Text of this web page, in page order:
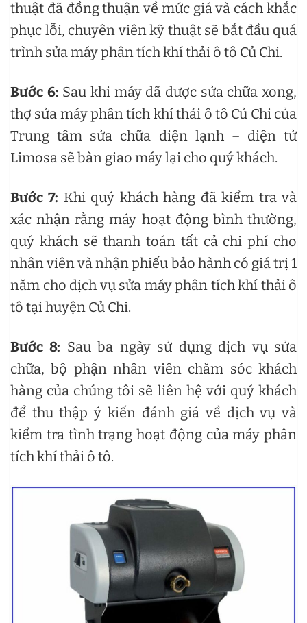
thuật đã đồng thuận về mức giá và cách khắc
phục lỗi, chuyên viên kỹ thuật sẽ bắt đầu quá
trình sửa máy phân tích khí thải ô tô Củ Chi.
Bước 6: Sau khi máy đã được sửa chữa xong,
thợ sửa máy phân tích khí thải ô tô Củ Chi của
Trung tâm sửa chữa điện lạnh – điện tử
Limosa sẽ bàn giao máy lại cho quý khách.
Bước 7: Khi quý khách hàng đã kiểm tra và
xác nhận rằng máy hoạt động bình thường,
quý khách sẽ thanh toán tất cả chi phí cho
nhân viên và nhận phiếu bảo hành có giá trị 1
năm cho dịch vụ sửa máy phân tích khí thải ô
tô tại huyện Củ Chi.
Bước 8: Sau ba ngày sử dụng dịch vụ sửa
chữa, bộ phận nhân viên chăm sóc khách
hàng của chúng tôi sẽ liên hệ với quý khách
để thu thập ý kiến đánh giá về dịch vụ và
kiểm tra tình trạng hoạt động của máy phân
tích khí thải ô tô.